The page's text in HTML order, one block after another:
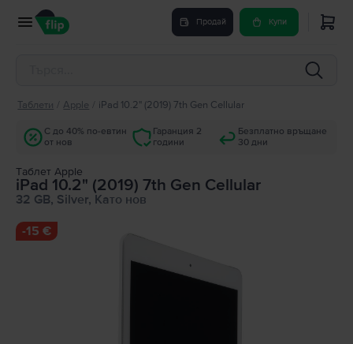
Продай Купи
Таблети Apple iPad 10.2" (2019) 7th Gen Cellular
С до 40% по-евтин
от нов
Гаранция 2
години
Безплатно връщане
30 дни
Tаблет Apple
iPad 10.2" (2019) 7th Gen Cellular
32 GB, Silver, Като нов
-15 €